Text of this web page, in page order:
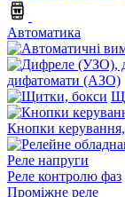
Автоматика
дифатомати (АЗО)
Кнопки
Реле напруги
Реле контролю фаз
Проміжне реле